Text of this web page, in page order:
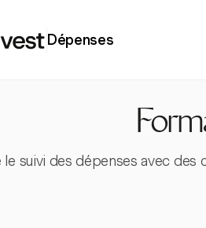
Dépenses
le suivi des dépenses avec